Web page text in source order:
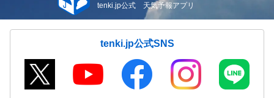
tenki.jp公式 天気予報アプリ
tenki.jp公式SNS